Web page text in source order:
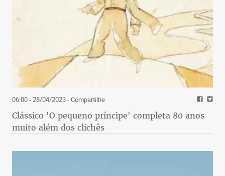
06:00 - 28/04/2023- Compartilhe
Clássico 'O pequeno príncipe' completa 80 anos
muito além dos clichês